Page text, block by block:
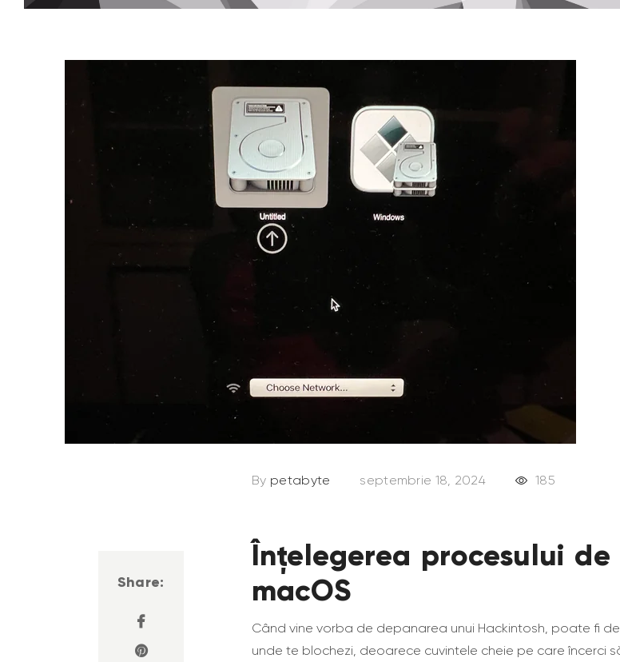
By petabyte septembrie 18, 2024 185
Share:
Înțelegerea procesului
macOS
Când vine vorba de depanarea unui Hackintosh, poate fi
unde te blochezi, deoarece cuvintele cheie pe care încerci